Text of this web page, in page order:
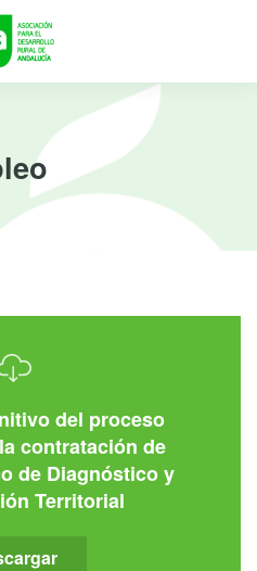
del proceso
contratación de
de Diagnóstico y
Territorial